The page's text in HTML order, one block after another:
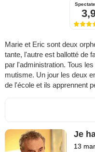
Marie et Eric sont deux
tante, l'autre est ballotté de
par l'administration. Tous
mutisme. Un jour les deux
de l'école et ils apprennent
Je
13